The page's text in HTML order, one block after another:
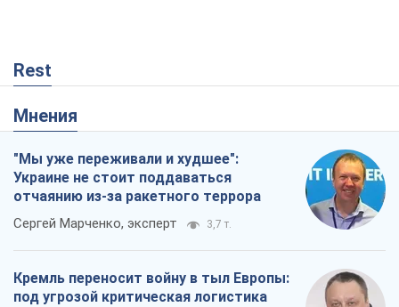
Rest
Мнения
"Мы уже переживали и худшее":
Украине не стоит поддаваться
отчаянию из-за ракетного террора
Сергей Марченко, эксперт 3,7 т.
Кремль переносит войну в тыл Европы:
под угрозой критическая логистика